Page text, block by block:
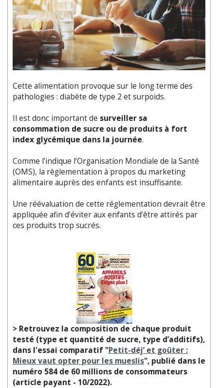
Cette alimentation provoque sur le long terme des
pathologies : diabète de type 2 et surpoids.
Il est donc important de surveiller sa
consommation de sucre ou de produits à fort
index glycémique dans la journée.
Comme l’indique l’Organisation Mondiale de la Santé
(OMS), la règlementation à propos du marketing
alimentaire auprès des enfants est insuffisante.
Une réévaluation de cette réglementation devrait être
appliquée afin d’éviter aux enfants d’être attirés par
ces produits trop sucrés.
> Retrouvez la composition de chaque produit
testé (type et quantité de sucre, type d’additifs),
dans l'essai comparatif "Petit-déj’ et goûter :
Mieux vaut opter pour les mueslis", publié dans le
numéro 584 de 60 millions de consommateurs
(article payant - 10/2022).